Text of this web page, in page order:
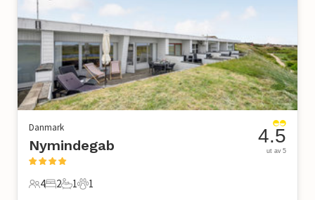
Danmark
Nymindegab
4 Gjester
4
2 Soverom
2
1 Bad
1
1 Kjæledyr
1
4.5
ut av 5